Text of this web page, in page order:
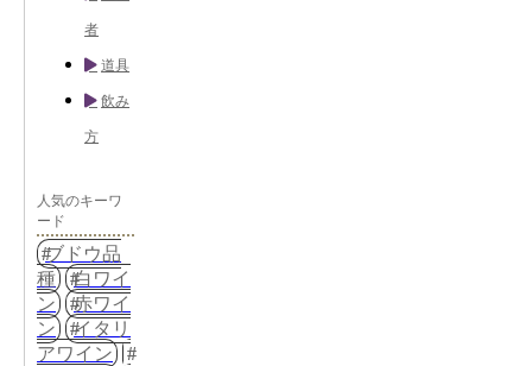
者
道具
飲み
方
人気のキーワ
ード
ブドウ品
種
白ワイ
ン
赤ワイ
ン
イタリ
アワイン